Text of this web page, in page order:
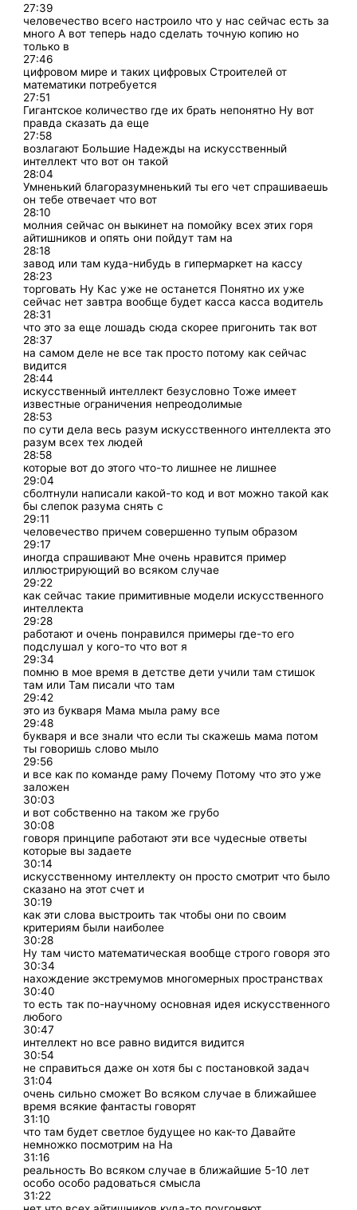
27:39
человечество всего настроило что у нас сейчас есть за
много А вот теперь надо сделать точную копию но
только в
27:46
цифровом мире и таких цифровых Строителей от
математики потребуется
27:51
Гигантское количество где их брать непонятно Ну вот
правда сказать да еще
27:58
возлагают Большие Надежды на искусственный
интеллект что вот он такой
28:04
Умненький благоразумненький ты его чет спрашиваешь
он тебе отвечает что вот
28:10
молния сейчас он выкинет на помойку всех этих горя
айтишников и опять они пойдут там на
28:18
завод или там куда-нибудь в гипермаркет на кассу
28:23
торговать Ну Кас уже не останется Понятно их уже
сейчас нет завтра вообще будет касса касса водитель
28:31
что это за еще лошадь сюда скорее пригонить так вот
28:37
на самом деле не все так просто потому как сейчас
видится
28:44
искусственный интеллект безусловно Тоже имеет
известные ограничения непреодолимые
28:53
по сути дела весь разум искусственного интеллекта это
разум всех тех людей
28:58
которые вот до этого что-то лишнее не лишнее
29:04
сболтнули написали какой-то код и вот можно такой как
бы слепок разума снять с
29:11
человечество причем совершенно тупым образом
29:17
иногда спрашивают Мне очень нравится пример
иллюстрирующий во всяком случае
29:22
как сейчас такие примитивные модели искусственного
интеллекта
29:28
работают и очень понравился примеры где-то его
подслушал у кого-то что вот я
29:34
помню в мое время в детстве дети учили там стишок
там или Там писали что там
29:42
это из букваря Мама мыла раму все
29:48
букваря и все знали что если ты скажешь мама потом
ты говоришь слово мыло
29:56
и все как по команде раму Почему Потому что это уже
заложен
30:03
и вот собственно на таком же грубо
30:08
говоря принципе работают эти все чудесные ответы
которые вы задаете
30:14
искусственному интеллекту он просто смотрит что было
сказано на этот счет и
30:19
как эти слова выстроить так чтобы они по своим
критериям были наиболее
30:28
Ну там чисто математическая вообще строго говоря это
30:34
нахождение экстремумов многомерных пространствах
30:40
то есть так по-научному основная идея искусственного
любого
30:47
интеллект но все равно видится видится
30:54
не справиться даже он хотя бы с постановкой задач
31:04
очень сильно сможет Во всяком случае в ближайшее
время всякие фантасты говорят
31:10
что там будет светлое будущее но как-то Давайте
немножко посмотрим на На
31:16
реальность Во всяком случае в ближайшие 5-10 лет
особо особо радоваться смысла
31:22